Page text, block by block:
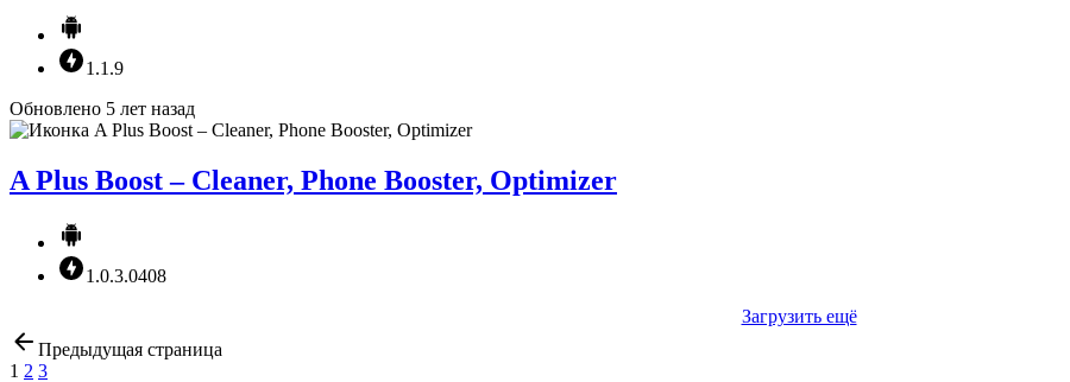
1.1.9
Обновлено 5 лет назад
A Plus Boost – Cleaner, Phone Booster, Optimizer
1.0.3.0408
Загрузить ещё
Предыдущая страница
1 2 3